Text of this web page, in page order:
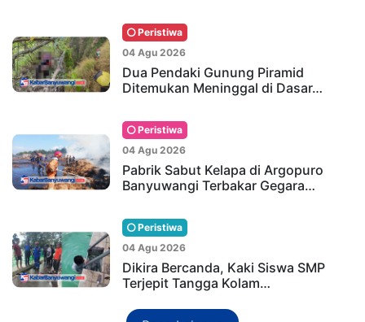
Peristiwa
04 Agu 2026
Dua Pendaki Gunung Piramid
Ditemukan Meninggal di Dasar…
Peristiwa
04 Agu 2026
Pabrik Sabut Kelapa di Argopuro
Banyuwangi Terbakar Gegara…
Peristiwa
04 Agu 2026
Dikira Bercanda, Kaki Siswa SMP
Terjepit Tangga Kolam…